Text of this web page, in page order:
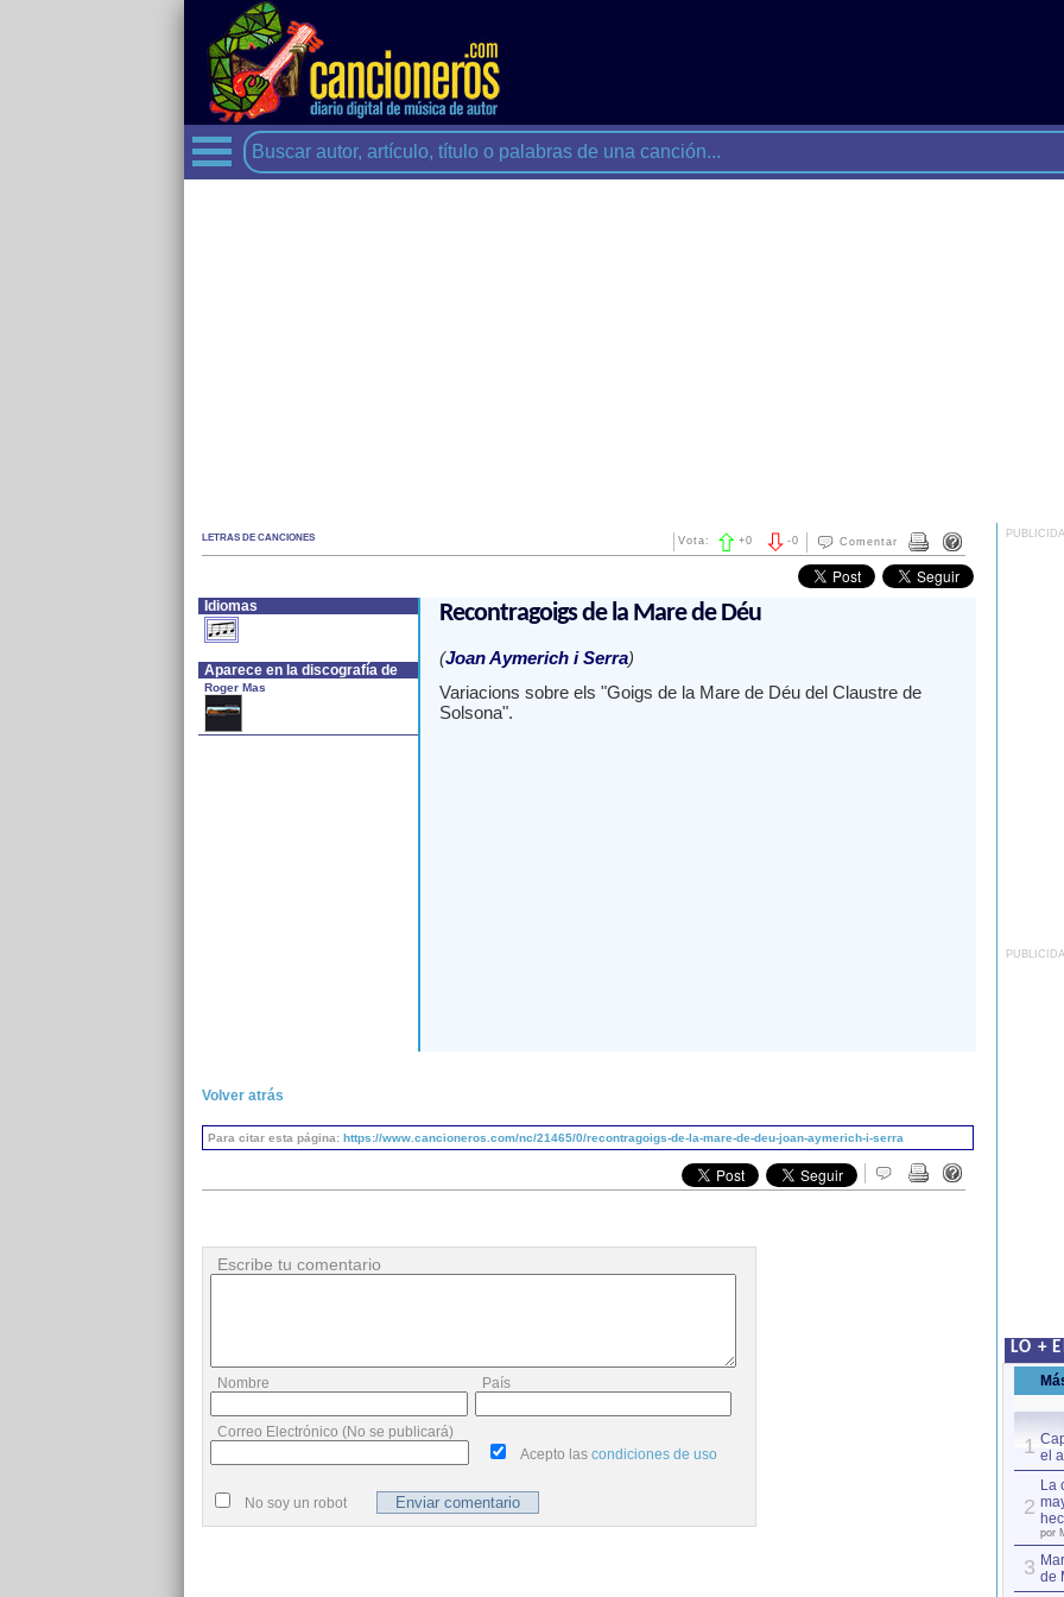
LETRAS DE CANCIONES Comentar
-0
Vota: +0
Idiomas
Aparece en la discografía de
Roger Mas
Recontragoigs de la Mare de Déu
(Joan Aymerich i Serra)
Variacions sobre els "Goigs de la Mare de Déu del Claustre de
Solsona".
Volver atrás
Para citar esta página: https://www.cancioneros.com/nc/21465/0/recontragoigs-de-la-mare-de-deu-joan-aymerich-i-serra
Escribe tu comentario
Nombre País
Correo Electrónico (No se publicará)
Acepto las condiciones de uso
No soy un robot
LO +
1 el
2
La
por
3 de